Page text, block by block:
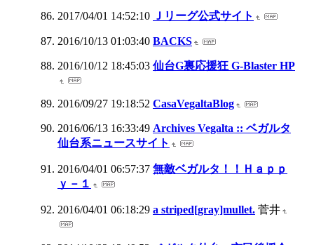
2017/04/01 14:52:10 Ｊリーグ公式サイト
2016/10/13 01:03:40 BACKS
2016/10/12 18:45:03 仙台G裏応援狂 G-Blaster HP
2016/09/27 19:18:52 CasaVegaltaBlog
2016/06/13 16:33:49 Archives Vegalta :: ベガルタ
仙台系ニュースサイト
2016/04/01 06:57:37 無敵ベガルタ！！Ｈａｐｐ
ｙ－１
2016/04/01 06:18:29 a striped[gray]mullet. 菅井